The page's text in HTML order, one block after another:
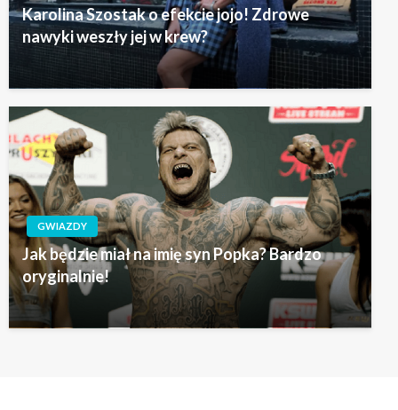
Karolina Szostak o efekcie jojo! Zdrowe
nawyki weszły jej w krew?
GWIAZDY
Jak będzie miał na imię syn Popka? Bardzo
oryginalnie!